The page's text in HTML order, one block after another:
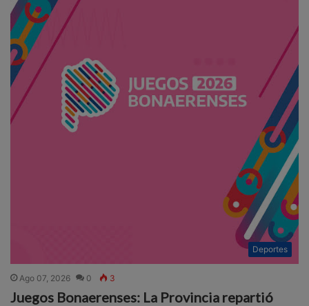
Deportes
Ago 07, 2026 0 3
Juegos Bonaerenses: La Provincia repartió